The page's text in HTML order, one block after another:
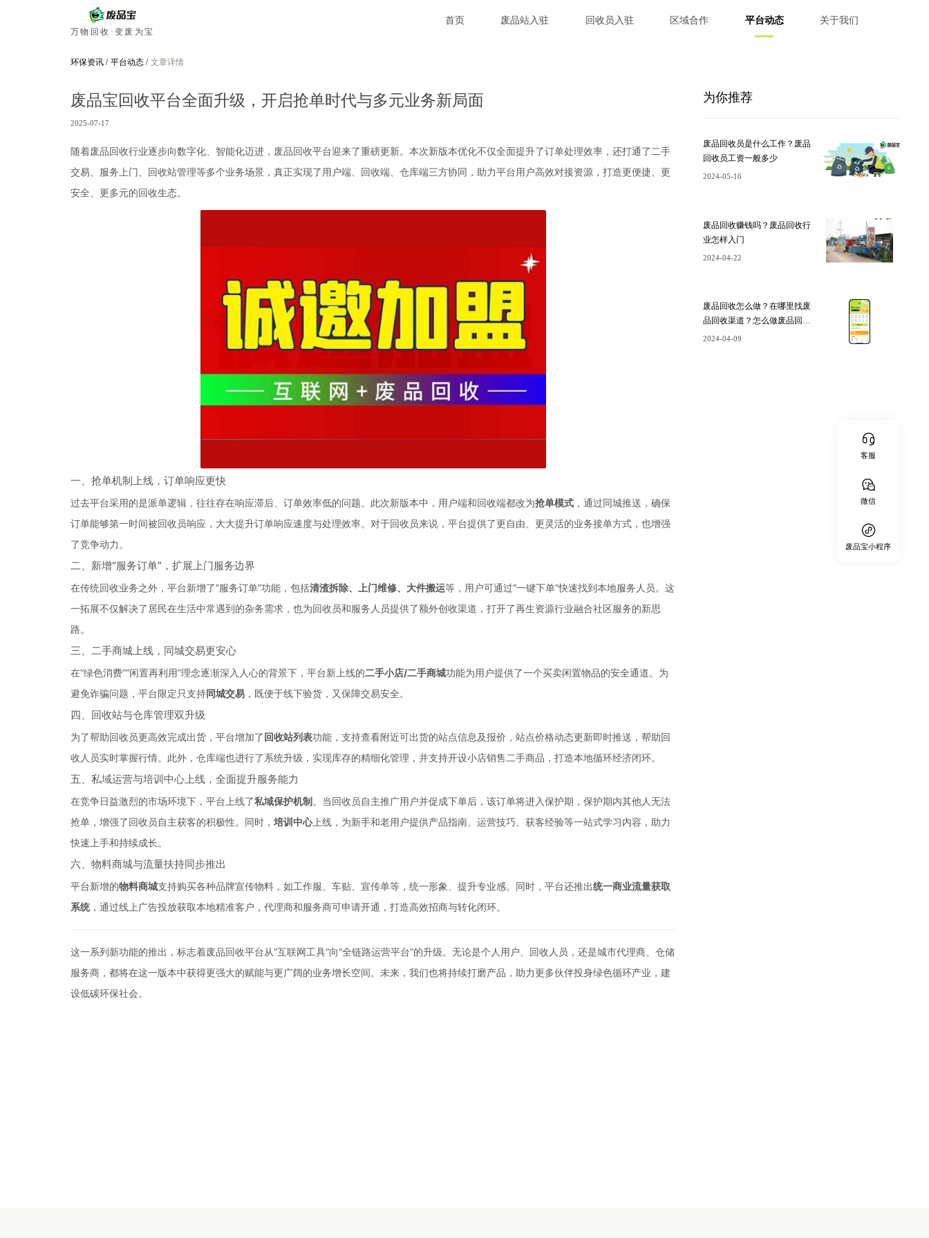
万物回收·变废为宝
首页 废品站入驻 回收员入驻 区域合作 平台动态 关于我们
环保资讯 / 平台动态 / 文章详情
废品宝回收平台全面升级，开启抢单时代与多元业务新局面
2025-07-17
随着废品回收行业逐步向数字化、智能化迈进，废品回收平台迎来了重磅更新。本次新版本优化不仅全面提升了订单处理效率，还打通了二手
交易、服务上门、回收站管理等多个业务场景，真正实现了用户端、回收端、仓库端三方协同，助力平台用户高效对接资源，打造更便捷、更
安全、更多元的回收生态。
一、抢单机制上线，订单响应更快
过去平台采用的是派单逻辑，往往存在响应滞后、订单效率低的问题。此次新版本中，用户端和回收端都改为抢单模式 ，通过同城推送，确保
订单能够第一时间被回收员响应，大大提升订单响应速度与处理效率。对于回收员来说，平台提供了更自由、更灵活的业务接单方式，也增强
了竞争动力。
二、新增“服务订单”，扩展上门服务边界
在传统回收业务之外，平台新增了“服务订单”功能，包括清渣拆除、上门维修、大件搬运等，用户可通过“一键下单”快速找到本地服务人员。这
一拓展不仅解决了居民在生活中常遇到的杂务需求，也为回收员和服务人员提供了额外创收渠道，打开了再生资源行业融合社区服务的新思
路。
三、二手商城上线，同城交易更安心
在“绿色消费”“闲置再利用”理念逐渐深入人心的背景下，平台新上线的二手小店/二手商城功能为用户提供了一个买卖闲置物品的安全通道。为
避免诈骗问题，平台限定只支持同城交易 ，既便于线下验货，又保障交易安全。
四、回收站与仓库管理双升级
为了帮助回收员更高效完成出货，平台增加了回收站列表功能，支持查看附近可出货的站点信息及报价，站点价格动态更新即时推送，帮助回
收人员实时掌握行情。此外，仓库端也进行了系统升级，实现库存的精细化管理，并支持开设小店销售二手商品，打造本地循环经济闭环。
五、私域运营与培训中心上线，全面提升服务能力
在竞争日益激烈的市场环境下，平台上线了私域保护机制。当回收员自主推广用户并促成下单后，该订单将进入保护期，保护期内其他人无法
抢单，增强了回收员自主获客的积极性。同时， 培训中心上线，为新手和老用户提供产品指南、运营技巧、获客经验等一站式学习内容，助力
快速上手和持续成长。
六、物料商城与流量扶持同步推出
平台新增的物料商城支持购买各种品牌宣传物料，如工作服、车贴、宣传单等，统一形象、提升专业感。同时，平台还推出统一商业流量获取
系统，通过线上广告投放获取本地精准客户，代理商和服务商可申请开通，打造高效招商与转化闭环。
这一系列新功能的推出，标志着废品回收平台从“互联网工具”向“全链路运营平台”的升级。无论是个人用户、回收人员，还是城市代理商、仓储
服务商，都将在这一版本中获得更强大的赋能与更广阔的业务增长空间。未来，我们也将持续打磨产品，助力更多伙伴投身绿色循环产业，建
设低碳环保社会。
为你推荐
废品回收员是什么工作？废品
回收员工资一般多少
2024-05-16
废品回收赚钱吗？废品回收行
业怎样入门
2024-04-22
废品回收怎么做？在哪里找废
品回收渠道？怎么做废品回收
代理？
2024-04-09
客服
微信
废品宝小程序